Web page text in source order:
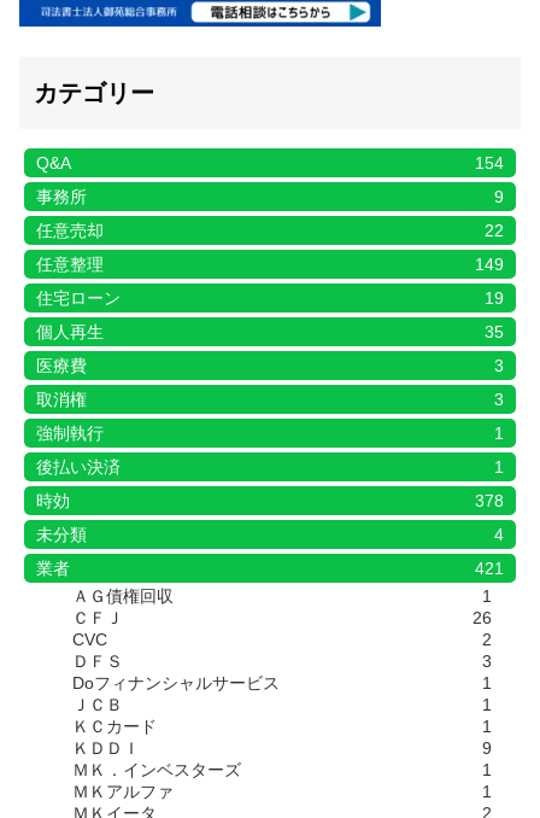
カテゴリー
Q&A
154
事務所
9
任意売却
22
任意整理
149
住宅ローン
19
個人再生
35
医療費
3
取消権
3
強制執行
1
後払い決済
1
時効
378
未分類
4
業者
421
ＡＧ債権回収
1
ＣＦＪ
26
CVC
2
ＤＦＳ
3
Doフィナンシャルサービス
1
ＪＣＢ
1
ＫＣカード
1
ＫＤＤＩ
9
ＭＫ．インベスターズ
1
ＭＫアルファ
1
ＭＫイータ
2